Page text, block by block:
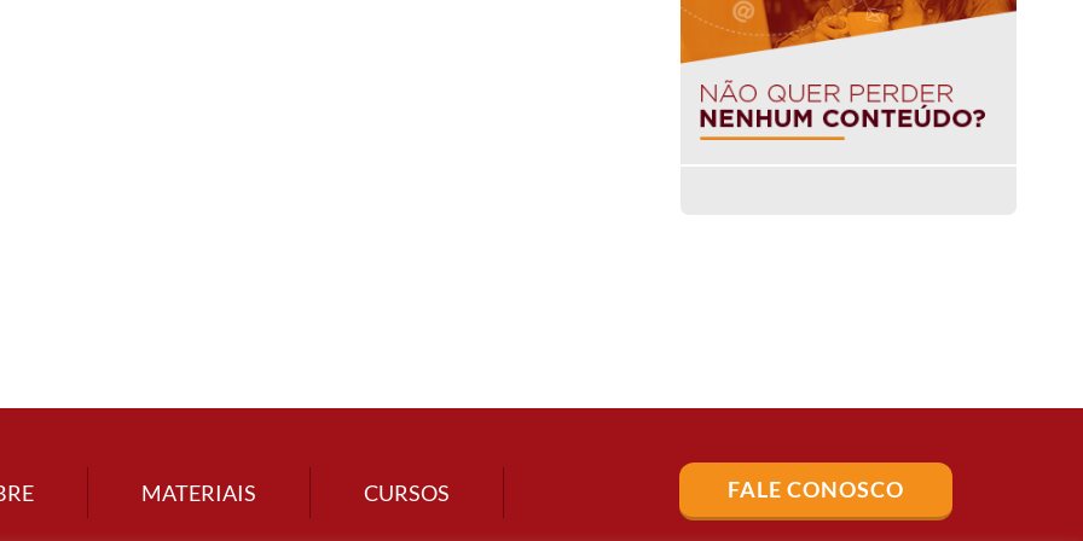
MATERIAIS CURSOS FALE CONOSCO